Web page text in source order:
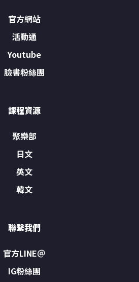
官方網站
活動通
Youtube
臉書粉絲團
課程資源
聚樂部
日文
英文
韓文
聯繫我們
官方LINE＠
IG粉絲團